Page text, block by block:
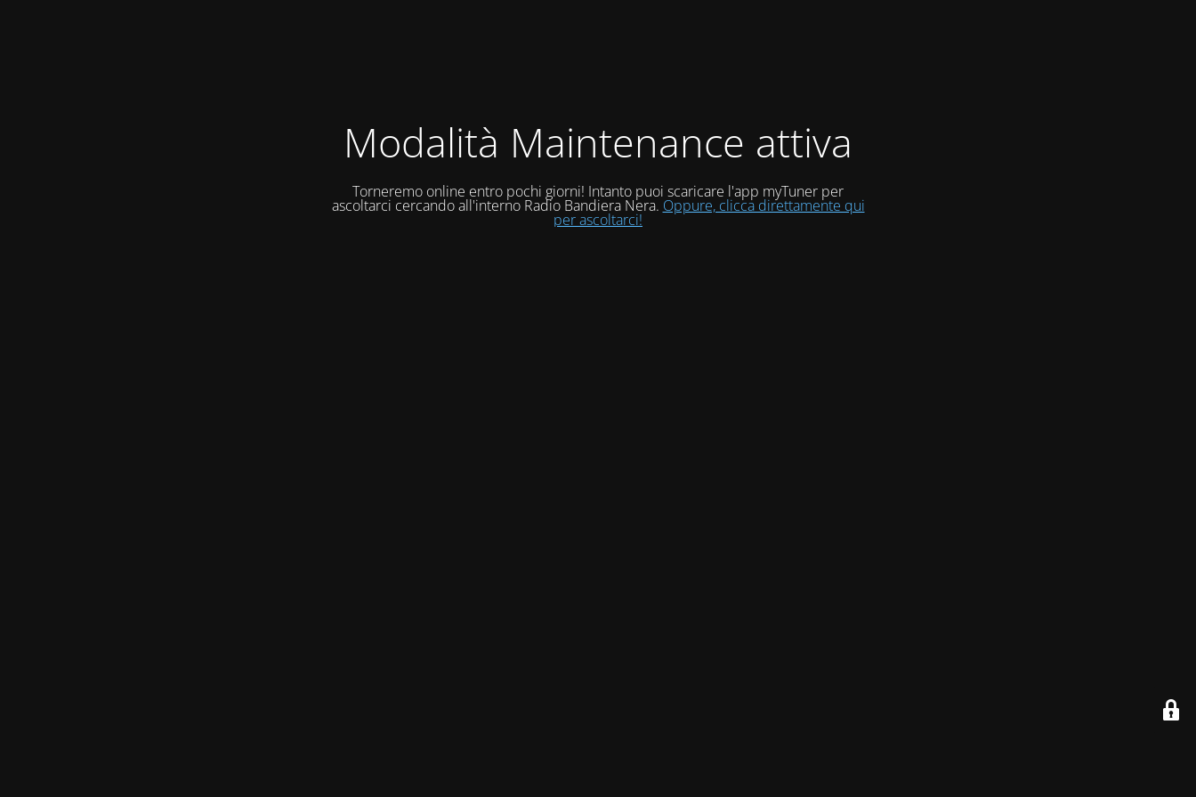
Modalità Maintenance attiva
Torneremo online entro pochi giorni! Intanto puoi scaricare l'app myTuner per
ascoltarci cercando all'interno Radio Bandiera Nera. Oppure, clicca direttamente qui
per ascoltarci!